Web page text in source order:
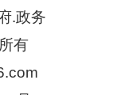
.政务
有